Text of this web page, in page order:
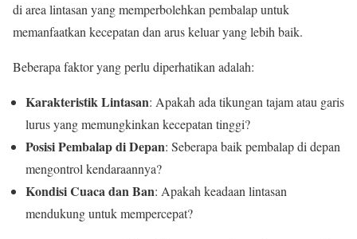
di area lintasan yang memperbolehkan pembalap untuk
memanfaatkan kecepatan dan arus keluar yang lebih baik.
Beberapa faktor yang perlu diperhatikan adalah:
Karakteristik Lintasan: Apakah ada tikungan tajam atau garis
lurus yang memungkinkan kecepatan tinggi?
Posisi Pembalap di Depan: Seberapa baik pembalap di depan
mengontrol kendaraannya?
Kondisi Cuaca dan Ban: Apakah keadaan lintasan
mendukung untuk mempercepat?